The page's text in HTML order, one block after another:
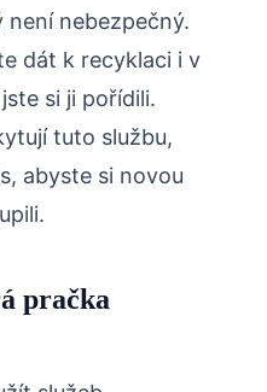
nebezpečný.
dát k recyklaci i v
si ji pořídili.
tuto službu,
abyste si novou
pračka